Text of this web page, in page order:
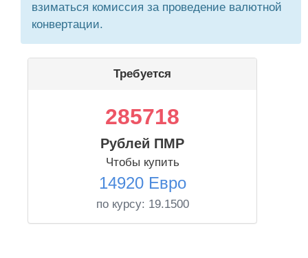
взиматься комиссия за проведение валютной
конвертации.
Требуется
285718
Рублей ПМР
Чтобы купить
14920 Евро
по курсу: 19.1500